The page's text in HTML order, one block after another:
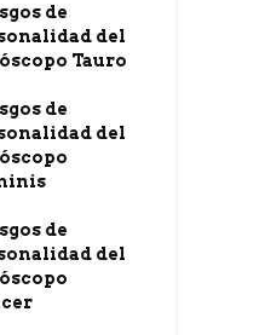
de
del
Tauro
de
del
de
del